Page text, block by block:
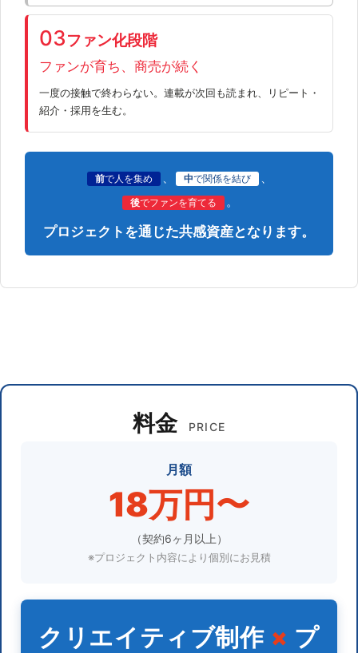
03ファン化段階
ファンが育ち、商売が続く
一度の接触で終わらない。連載が次回も読まれ、リピート・
紹介・採用を生む。
前で人を集め 、 中で関係を結び 、
後でファンを育てる 。
プロジェクトを通じた共感資産となります。
料金 PRICE
月額
18万円〜
（契約6ヶ月以上）
※プロジェクト内容により個別にお見積
クリエイティブ制作 × プ